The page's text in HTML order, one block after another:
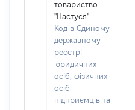
товариство
"Настуся"
Код в Єдиному
державному
реєстрі
юридичних
осіб, фізичних
осіб –
підприємців та